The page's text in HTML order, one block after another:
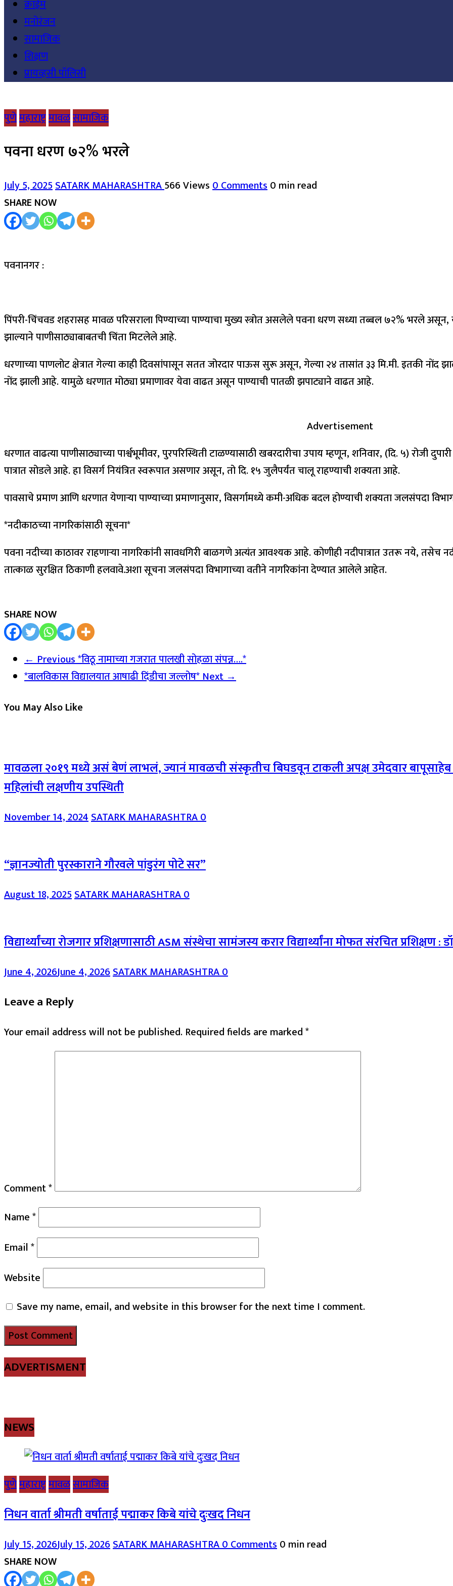
क्राईम
मनोरंजन
सामाजिक
शिक्षण
प्रायव्हसी पॉलिसी
पुणेमहाराष्ट्रमावळसामाजिक
पवना धरण ७२% भरले
July 5, 2025SATARK MAHARASHTRA566 Views0 Comments0 min read
SHARE NOW
पवनानगर :
पिंपरी-चिंचवड शहरासह मावळ परिसराला पिण्याच्या पाण्याचा मुख्य स्त्रोत असलेले पवना धरण सध्या तब्बल ७२% भरले असून,
झाल्याने पाणीसाठ्याबाबतची चिंता मिटलेले आहे.
धरणाच्या पाणलोट क्षेत्रात गेल्या काही दिवसांपासून सतत जोरदार पाऊस सुरू असून, गेल्या २४ तासांत ३३ मि.मी. इतकी
नोंद झाली आहे. यामुळे धरणात मोठ्या प्रमाणावर येवा वाढत असून पाण्याची पातळी झपाट्याने वाढत आहे.
Advertisement
धरणात वाढत्या पाणीसाठ्याच्या पार्श्वभूमीवर, पुरपरिस्थिती टाळण्यासाठी खबरदारीचा उपाय म्हणून, शनिवार, (दि. ५) रोजी
पात्रात सोडले आहे. हा विसर्ग नियंत्रित स्वरूपात असणार असून, तो दि. १५ जुलैपर्यंत चालू राहण्याची शक्यता आहे.
पावसाचे प्रमाण आणि धरणात येणाऱ्या पाण्याच्या प्रमाणानुसार, विसर्गामध्ये कमी-अधिक बदल होण्याची शक्यता जलसंपदा
*नदीकाठच्या नागरिकांसाठी सूचना*
पवना नदीच्या काठावर राहणाऱ्या नागरिकांनी सावधगिरी बाळगणे अत्यंत आवश्यक आहे. कोणीही नदीपात्रात उतरू नये, तसेच
तात्काळ सुरक्षित ठिकाणी हलवावे.अशा सूचना जलसंपदा विभागाच्या वतीने नागरिकांना देण्यात आलेले आहेत.
SHARE NOW
← Previous*विठू नामाच्या गजरात पालखी सोहळा संपन्न….*
*बालविकास विद्यालयात आषाढी दिंडीचा जल्लोष*Next →
You May Also Like
मावळला २०१९ मध्ये असं बेणं लाभलं, ज्यानं मावळची संस्कृतीच बिघडवून टाकली अपक्ष उमेदवार बापूसाहेब
महिलांची लक्षणीय उपस्थिती
November 14, 2024SATARK MAHARASHTRA0
“ज्ञानज्योती पुरस्काराने गौरवले पांडुरंग पोटे सर”
August 18, 2025SATARK MAHARASHTRA0
विद्यार्थ्यांच्या रोजगार प्रशिक्षणासाठी ASM संस्थेचा सामंजस्य करार विद्यार्थ्यांना मोफत संरचित प्रशिक्षण :
June 4, 2026June 4, 2026SATARK MAHARASHTRA0
Leave a Reply
Your email address will not be published. Required fields are marked*
Comment*
Name*
Email*
Website
Save my name, email, and website in this browser for the next time I comment.
ADVERTISMENT
NEWS
पुणेमहाराष्ट्रमावळसामाजिक
निधन वार्ता श्रीमती वर्षाताई पद्माकर किबे यांचे दुःखद निधन
July 15, 2026July 15, 2026SATARK MAHARASHTRA0 Comments0 min read
SHARE NOW